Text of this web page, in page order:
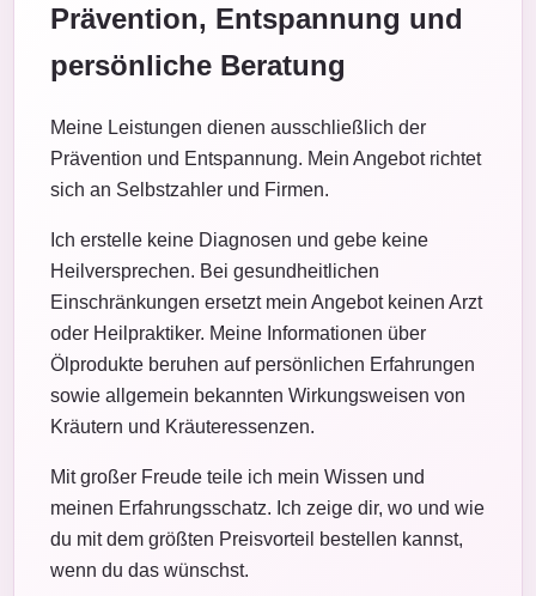
Prävention, Entspannung und
persönliche Beratung
Meine Leistungen dienen ausschließlich der
Prävention und Entspannung. Mein Angebot richtet
sich an Selbstzahler und Firmen.
Ich erstelle keine Diagnosen und gebe keine
Heilversprechen. Bei gesundheitlichen
Einschränkungen ersetzt mein Angebot keinen Arzt
oder Heilpraktiker. Meine Informationen über
Ölprodukte beruhen auf persönlichen Erfahrungen
sowie allgemein bekannten Wirkungsweisen von
Kräutern und Kräuteressenzen.
Mit großer Freude teile ich mein Wissen und
meinen Erfahrungsschatz. Ich zeige dir, wo und wie
du mit dem größten Preisvorteil bestellen kannst,
wenn du das wünschst.